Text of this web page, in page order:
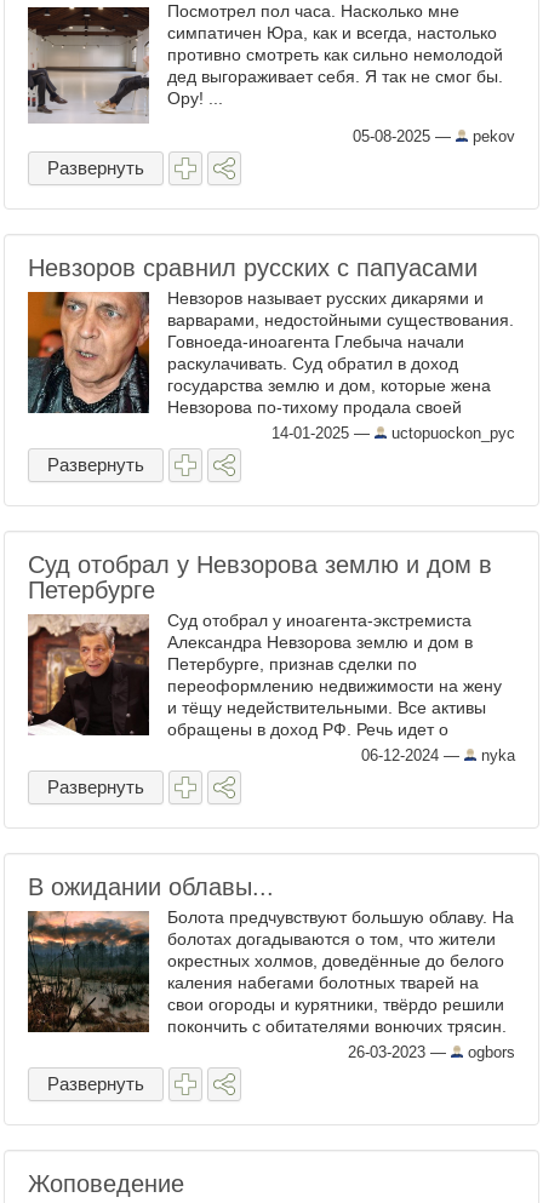
Посмотрел пол часа. Насколько мне
симпатичен Юра, как и всегда, настолько
противно смотреть как сильно немолодой
дед выгораживает себя. Я так не смог бы.
Ору! ...
05-08-2025 — pekov
Развернуть
Невзоров сравнил русских с папуасами
Невзоров называет русских дикарями и
варварами, недостойными существования.
Говноеда-иноагента Глебыча начали
раскулачивать. Суд обратил в доход
государства землю и дом, которые жена
Невзорова по-тихому продала своей
матери. Фигли-мигли не прокатили,
продажу заметили. ...
14-01-2025 — uctopuockon_pyc
Развернуть
Суд отобрал у Невзорова землю и дом в
Петербурге
Суд отобрал у иноагента-экстремиста
Александра Невзорова землю и дом в
Петербурге, признав сделки по
переоформлению недвижимости на жену
и тёщу недействительными. Все активы
обращены в доход РФ. Речь идет о
пентхаусе стоимостью 45,5 миллионов
рублей — двухэтажной квартире
площадью 177 ...
06-12-2024 — nyka
Развернуть
В ожидании облавы...
Болота предчувствуют большую облаву. На
болотах догадываются о том, что жители
окрестных холмов, доведённые до белого
каления набегами болотных тварей на
свои огороды и курятники, твёрдо решили
покончить с обитателями вонючих трясин.
Загонщики подтягиваются со всей округи,
по ночам с ...
26-03-2023 — ogbors
Развернуть
Жоповедение